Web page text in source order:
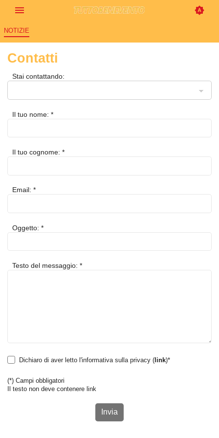
NOTIZIE
Contatti
Stai contattando:
Il tuo nome: *
Il tuo cognome: *
Email: *
Oggetto: *
Testo del messaggio: *
Dichiaro di aver letto l'informativa sulla privacy (link)*
(*) Campi obbligatori
Il testo non deve contenere link